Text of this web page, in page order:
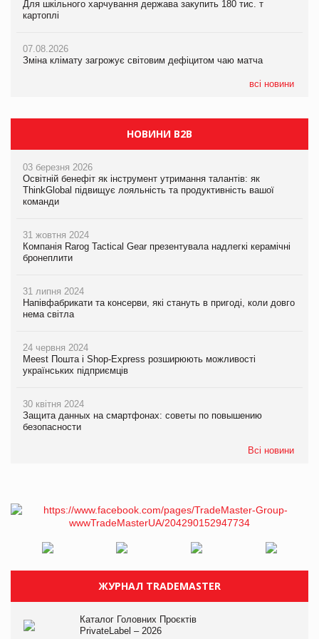
Для шкільного харчування держава закупить 180 тис. т
картоплі
07.08.2026
Зміна клімату загрожує світовим дефіцитом чаю матча
всі новини
07.08.2026
EVA.UA запустила кампанію «Хто б знав» про асортимент,
економіки
Kraft Heinz скоротила збиток у першому півріччі
НОВИНИ B2B
03 березня 2026
Освітній бенефіт як інструмент утримання талантів: як
ThinkGlobal підвищує лояльність та продуктивність вашої
команди
31 жовтня 2024
Компанія Rarog Tactical Gear презентувала надлегкі керамічні
бронеплити
31 липня 2024
Напівфабрикати та консерви, які стануть в пригоді, коли довго
нема світла
24 червня 2024
Meest Пошта і Shop-Express розширюють можливості
українських підприємців
30 квітня 2024
Защита данных на смартфонах: советы по повышению
безопасности
Всі новини
ЖУРНАЛ TRADEMASTER
Каталог Головних Проєктів
PrivateLabel – 2026